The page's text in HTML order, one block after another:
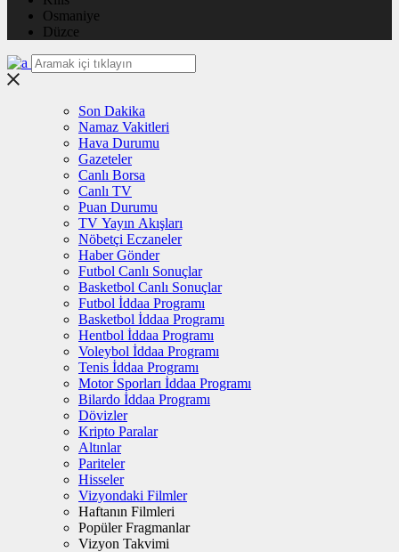
Osmaniye
Düzce
Son Dakika
Namaz Vakitleri
Hava Durumu
Gazeteler
Canlı Borsa
Canlı TV
Puan Durumu
TV Yayın Akışları
Nöbetçi Eczaneler
Haber Gönder
Futbol Canlı Sonuçlar
Basketbol Canlı Sonuçlar
Futbol İddaa Programı
Basketbol İddaa Programı
Hentbol İddaa Programı
Voleybol İddaa Programı
Tenis İddaa Programı
Motor Sporları İddaa Programı
Bilardo İddaa Programı
Dövizler
Kripto Paralar
Altınlar
Pariteler
Hisseler
Vizyondaki Filmler
Haftanın Filmleri
Popüler Fragmanlar
Vizyon Takvimi